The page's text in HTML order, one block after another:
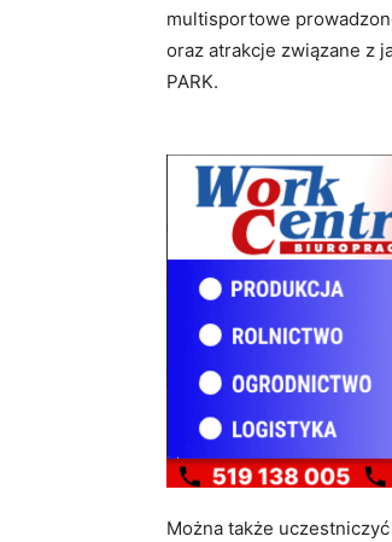
multisportowe
oraz atrakcje związane z
PARK.
Można także